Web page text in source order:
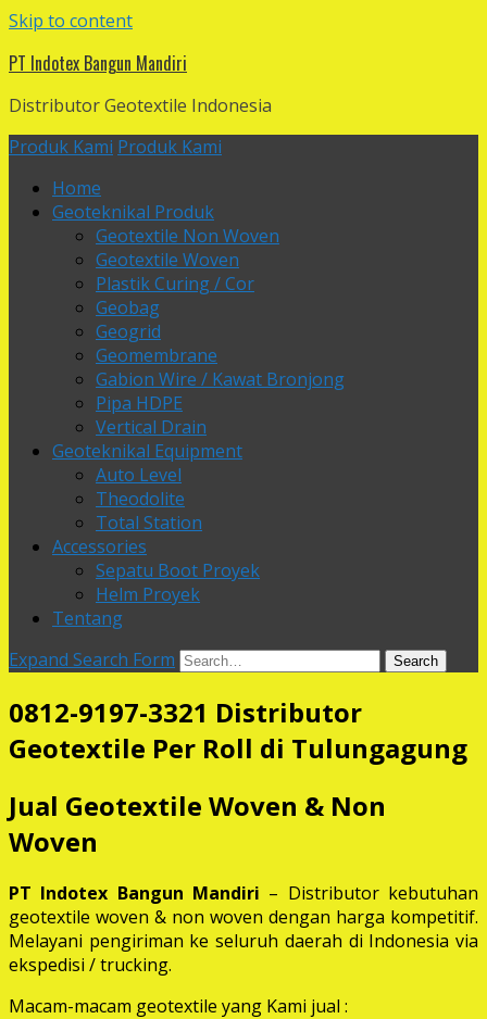
Skip to content
PT Indotex Bangun Mandiri
Distributor Geotextile Indonesia
Produk Kami Produk Kami
Home
Geoteknikal Produk
Geotextile Non Woven
Geotextile Woven
Plastik Curing / Cor
Geobag
Geogrid
Geomembrane
Gabion Wire / Kawat Bronjong
Pipa HDPE
Vertical Drain
Geoteknikal Equipment
Auto Level
Theodolite
Total Station
Accessories
Sepatu Boot Proyek
Helm Proyek
Tentang
Expand Search Form
Search
0812-9197-3321 Distributor
Geotextile Per Roll di Tulungagung
Jual Geotextile Woven & Non
Woven
PT Indotex Bangun Mandiri – Distributor kebutuhan
geotextile woven & non woven dengan harga kompetitif.
Melayani pengiriman ke seluruh daerah di Indonesia via
ekspedisi / trucking.
Macam-macam geotextile yang Kami jual :